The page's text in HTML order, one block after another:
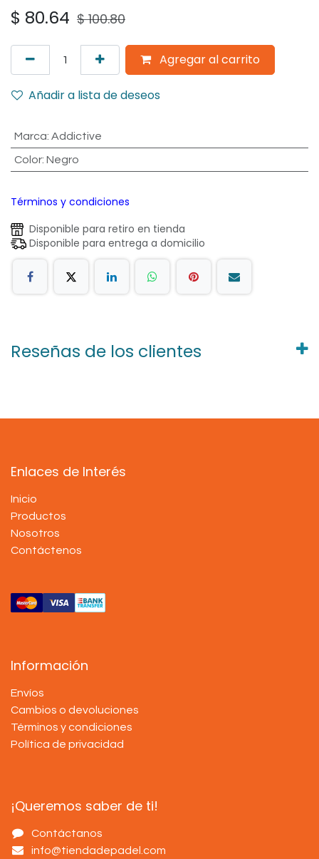
$ 80.64 $100.80
Agregar al carrito
Añadir a lista de deseos
Marca: Addictive
Color: Negro
Términos y condiciones
Disponible para retiro en tienda
Disponible para entrega a domicilio
Reseñas de los clientes
Enlaces de Interés
Inicio
Productos
Nosotros
Contáctenos
Información
Envíos
Cambios o devoluciones
Términos y condiciones
Política de privacidad
¡Queremos saber de ti!
Contáctanos
info@tiendadepadel.com